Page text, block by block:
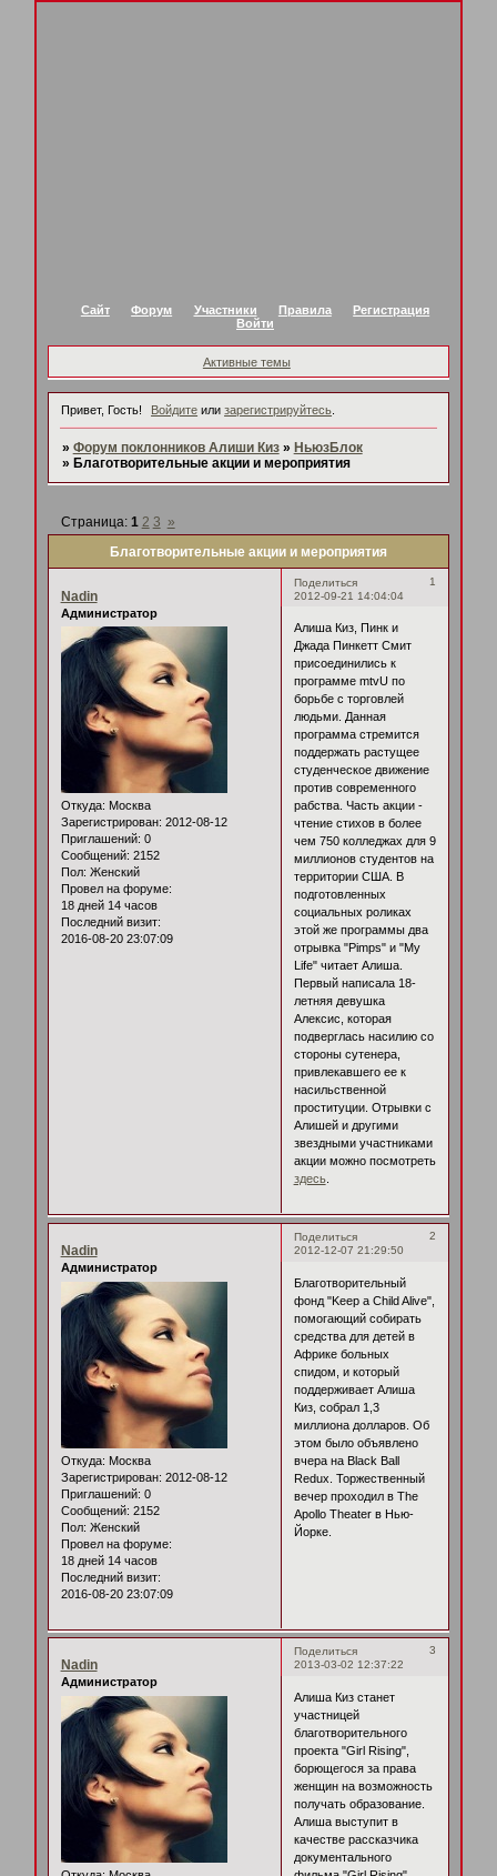
Сайт Форум Участники Правила
Регистрация
Войти
Активные темы
Привет, Гость! Войдите илизарегистрируйтесь
» Форум поклонников Алиши Киз » НьюзБлок
» Благотворительные акции и мероприятия
Благотворительные акции и мероприятия
Страница: 1 2 3 »
Поделиться
1
2012-09-21 14:04:04
Nadin
Администратор
Откуда: Москва
Зарегистрирован: 2012-08-12
Приглашений: 0
Сообщений: 2152
Пол: Женский
Провел на форуме:
18 дней 14 часов
Последний визит:
2016-08-20 23:07:09
Алиша Киз, Пинк и
Джада Пинкетт Смит
присоединились к
программе mtvU по
борьбе с торговлей
людьми. Данная
программа стремится
поддержать растущее
студенческое движение
против современного
рабства. Часть акции -
чтение стихов в более
чем 750 колледжах для 9
миллионов студентов на
территории США. В
подготовленных
социальных роликах
этой же программы два
отрывка "Pimps" и "My
Life" читает Алиша.
Первый написала 18-
летняя девушка
Алексис, которая
подверглась насилию со
стороны сутенера,
привлекавшего ее к
насильственной
проституции. Отрывки с
Алишей и другими
звездными участниками
акции можно посмотреть
здесь.
Поделиться
2
2012-12-07 21:29:50
Nadin
Администратор
Откуда: Москва
Зарегистрирован: 2012-08-12
Приглашений: 0
Сообщений: 2152
Пол: Женский
Провел на форуме:
18 дней 14 часов
Последний визит:
2016-08-20 23:07:09
Благотворительный
фонд "Keep a Child Alive",
помогающий собирать
средства для детей в
Африке больных
спидом, и который
поддерживает Алиша
Киз, собрал 1,3
миллиона долларов. Об
этом было объявлено
вчера на Black Ball
Redux. Торжественный
вечер проходил в The
Apollo Theater в Нью-
Йорке.
Поделиться
3
2013-03-02 12:37:22
Nadin
Администратор
Алиша Киз станет
участницей
благотворительного
проекта "Girl Rising",
борющегося за права
женщин на возможность
получать образование.
Алиша выступит в
качестве рассказчика
документального